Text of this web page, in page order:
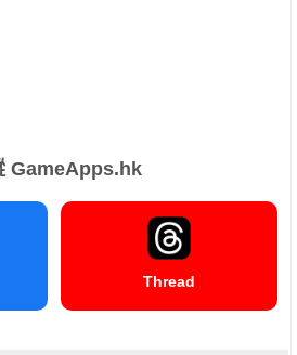
GameApps.hk
Thread